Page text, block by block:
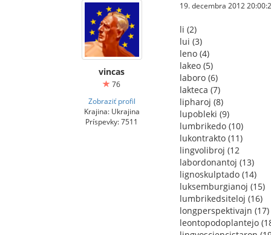
vincas
76
Zobraziť profil
Krajina: Ukrajina
Príspevky: 7511
19. decembra 2012
li (2)
lui (3)
leno (4)
lakeo (5)
laboro (6)
lakteca (7)
lipharoj (8)
lupobleki (9)
lumbrikedo (10)
lukontrakto (11)
lingvolibroj (12
labordonantoj (13)
lignoskulptado (14)
luksemburgianoj (15)
lumbrikedsiteloj (16)
longperspektivajn (17)
leontopodoplantejo